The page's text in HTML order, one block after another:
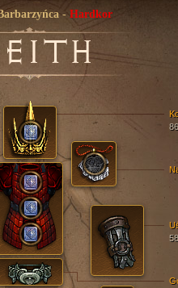
- Hardkor
EITH